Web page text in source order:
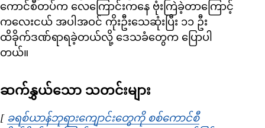
ကောင်စီတပ်က လေကြောင်းကနေ ဗုံးကြဲခဲ့တာကြောင့်
ကလေးငယ် အပါအဝင် ကိုးဦးသေဆုံးပြီး ၁၁ ဦး
ထိခိုက်ဒဏ်ရာရခဲ့တယ်လို့ ဒေသခံတွေက ပြောပါ
တယ်။
ဆက်နွှယ်သော သတင်းများ
[ ခရစ်ယာန်ဘုရားကျောင်းတွေကို စစ်ကောင်စီ